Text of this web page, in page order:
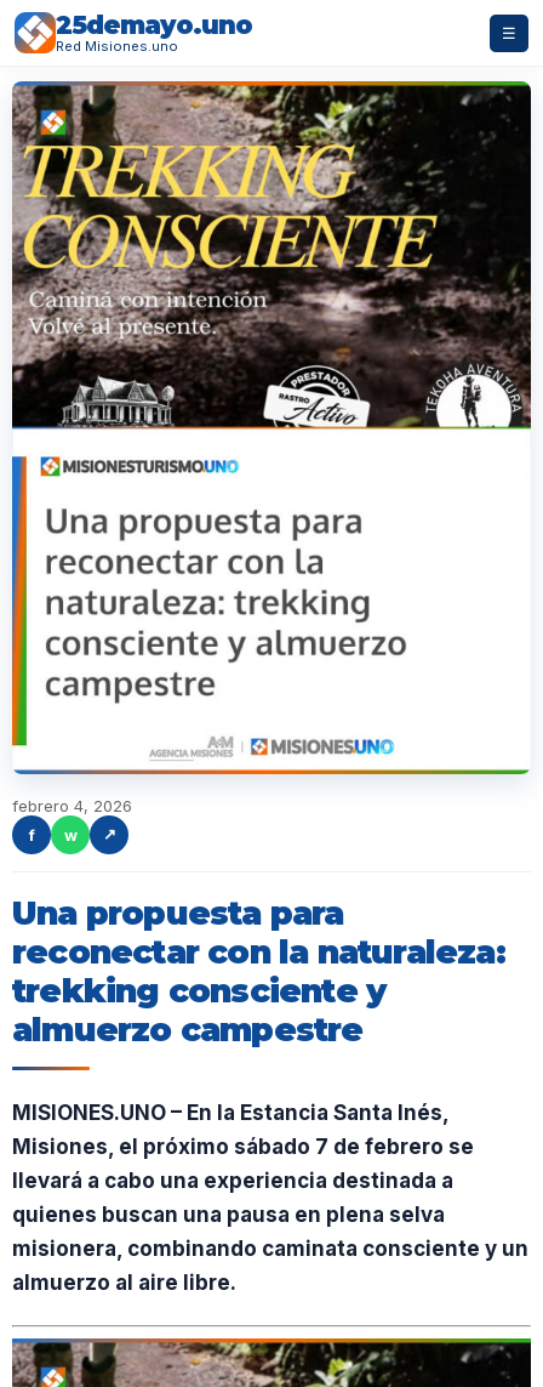
25demayo.uno
Red Misiones.uno
☰
febrero 4, 2026
f
w ↗
Una propuesta para
reconectar con la naturaleza:
trekking consciente y
almuerzo campestre
MISIONES.UNO – En la Estancia Santa Inés,
Misiones, el próximo sábado 7 de febrero se
llevará a cabo una experiencia destinada a
quienes buscan una pausa en plena selva
misionera, combinando caminata consciente y un
almuerzo al aire libre.